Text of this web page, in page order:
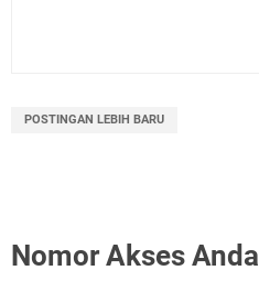
POSTINGAN LEBIH BARU
Nomor Akses Anda